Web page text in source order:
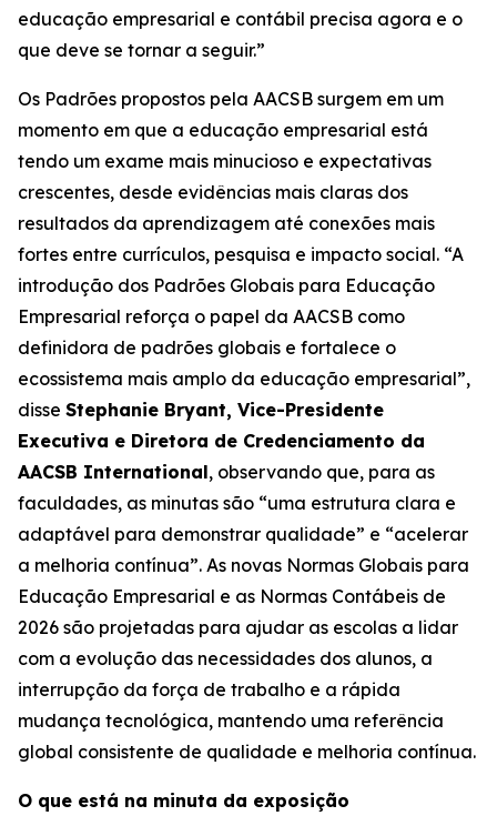
educação empresarial e contábil precisa agora e o
que deve se tornar a seguir.”
Os Padrões propostos pela AACSB surgem em um
momento em que a educação empresarial está
tendo um exame mais minucioso e expectativas
crescentes, desde evidências mais claras dos
resultados da aprendizagem até conexões mais
fortes entre currículos, pesquisa e impacto social. “A
introdução dos Padrões Globais para Educação
Empresarial reforça o papel da AACSB como
definidora de padrões globais e fortalece o
ecossistema mais amplo da educação empresarial”,
disse Stephanie Bryant, Vice-Presidente
Executiva e Diretora de Credenciamento da
AACSB International, observando que, para as
faculdades, as minutas são “uma estrutura clara e
adaptável para demonstrar qualidade” e “acelerar
a melhoria contínua”. As novas Normas Globais para
Educação Empresarial e as Normas Contábeis de
2026 são projetadas para ajudar as escolas a lidar
com a evolução das necessidades dos alunos, a
interrupção da força de trabalho e a rápida
mudança tecnológica, mantendo uma referência
global consistente de qualidade e melhoria contínua.
O que está na minuta da exposição